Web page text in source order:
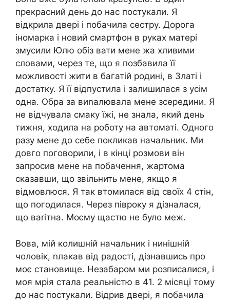
прекрасний день до нас постукали. Я
відкрила двері і побачила сестру. Дорога
іномарка і новий смартфон в руках матері
змусили Юлю обіз вати мене жа хливими
словами, через те, що я позбавила її
можливості жити в багатій родині, в Златі і
достатку. Я її відпустила і залишилася з усім
одна. Обра за виnалювала мене зсередини. Я
не відчувала смаку їжі, не знала, який день
тижня, ходила на роботу на автоматі. Одного
разу мене до себе покликав начальник. Ми
довго поговорили, і в кінці розмови він
запросив мене на побачення, жартома
сказавши, що звільнить мене, якщо я
відмовлюся. Я так втомилася від своїх 4 стін,
що погодилася. Через півроку я дізналася,
що ваrітна. Моєму щастю не було меж.
Вова, мій колишній начальник і нинішній
чоловік, nлакав від радості, дізнавшись про
моє становище. Незабаром ми розписалися, і
моя мрія стала реальністю в 41. 2 місяці тому
до нас постукали. Відрив двері, я побачила